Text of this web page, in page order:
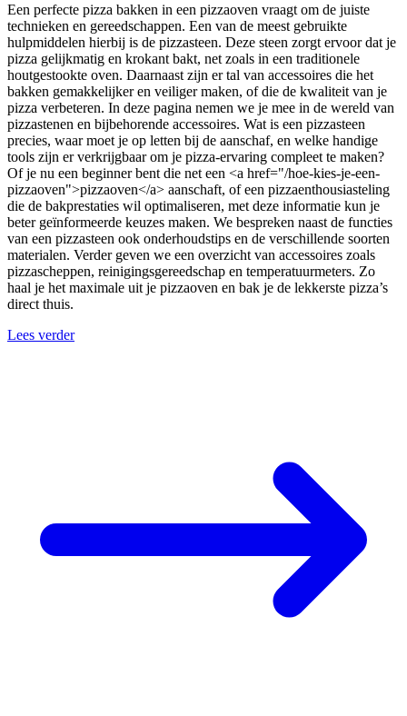
Een perfecte pizza bakken in een pizzaoven vraagt om de juiste
technieken en gereedschappen. Een van de meest gebruikte
hulpmiddelen hierbij is de pizzasteen. Deze steen zorgt ervoor dat je
pizza gelijkmatig en krokant bakt, net zoals in een traditionele
houtgestookte oven. Daarnaast zijn er tal van accessoires die het
bakken gemakkelijker en veiliger maken, of die de kwaliteit van je
pizza verbeteren. In deze pagina nemen we je mee in de wereld van
pizzastenen en bijbehorende accessoires. Wat is een pizzasteen
precies, waar moet je op letten bij de aanschaf, en welke handige
tools zijn er verkrijgbaar om je pizza-ervaring compleet te maken?
Of je nu een beginner bent die net een <a href="/hoe-kies-je-een-
pizzaoven">pizzaoven</a> aanschaft, of een pizzaenthousiasteling
die de bakprestaties wil optimaliseren, met deze informatie kun je
beter geïnformeerde keuzes maken. We bespreken naast de functies
van een pizzasteen ook onderhoudstips en de verschillende soorten
materialen. Verder geven we een overzicht van accessoires zoals
pizzascheppen, reinigingsgereedschap en temperatuurmeters. Zo
haal je het maximale uit je pizzaoven en bak je de lekkerste pizza’s
direct thuis.
Lees verder